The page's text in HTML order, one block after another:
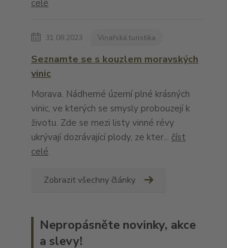
celé
31.08.2023 Vinařská turistika
Seznamte se s kouzlem moravských
vinic
Morava. Nádherné území plné krásných
vinic, ve kterých se smysly probouzejí k
životu. Zde se mezi listy vinné révy
ukrývají dozrávající plody, ze kter... číst
celé
Zobrazit všechny články
Nepropásněte novinky, akce
a slevy!